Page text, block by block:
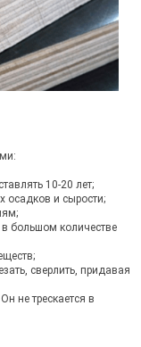
10-20 лет;
осадков и сырости;
большом количестве
сверлить, придавая
не трескается в